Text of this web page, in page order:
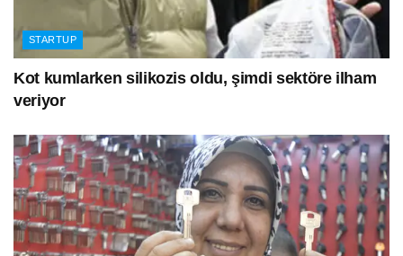
STARTUP
Kot kumlarken silikozis oldu, şimdi sektöre ilham
veriyor